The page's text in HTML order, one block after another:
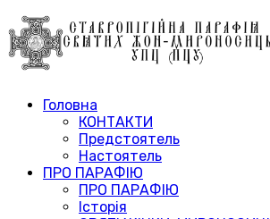
Головна
КОНТАКТИ
Предстоятель
Настоятель
ПРО ПАРАФІЮ
ПРО ПАРАФІЮ
Історія